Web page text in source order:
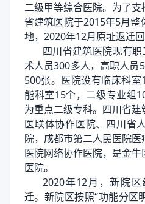
二级甲等综合医院。为了
省建筑医院于2015年5月整
地，2020年12月原址返迁回
四川省建筑医院现有
术人员300多人，高职人员
500张。医院设有临床科
能科室15个，二级专业组
为重点二级专科。四川省
医联体协作医院、四川省
院，成都市第二人民医院
医院网络协作医院，是金
医院。
2020年12月，新院
迁。新院区按照“功能分区